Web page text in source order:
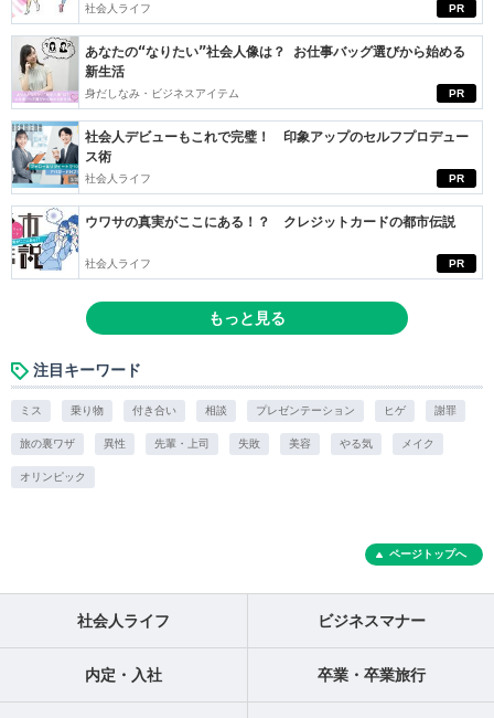
PR
社会人ライフ
PR
あなたの“なりたい”社会人像は？ お仕事バッグ選びから始める
新生活
身だしなみ・ビジネスアイテム
PR
社会人デビューもこれで完璧！ 印象アップのセルフプロデュー
ス術
社会人ライフ
PR
ウワサの真実がここにある！？ クレジットカードの都市伝説
社会人ライフ
もっと見る
注目キーワード
ミス 乗り物 付き合い 相談 プレゼンテーション ヒゲ 謝罪
旅の裏ワザ 異性 先輩・上司 失敗 美容 やる気 メイク
オリンピック
ページトップへ
社会人ライフ ビジネスマナー
内定・入社 卒業・卒業旅行